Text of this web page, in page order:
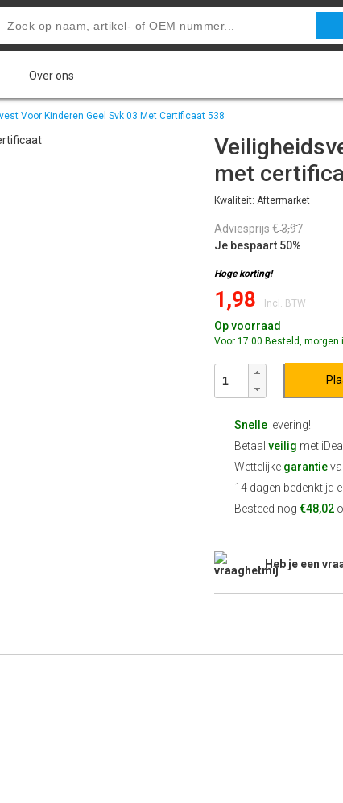
Over ons
Voor Kinderen Geel Svk 03 Met Certificaat 538
met
Kwaliteit: Aftermarket
Adviesprijs € 3,97
Je bespaart 50%
Hoge korting!
1,98 Incl. BTW
Op voorraad
Voor 17:00 Besteld, morgen
Snellelevering!
Betaal veilig met
Wettelijke garantie
14 dagen bedenktijd
Besteed nog €48,02
Heb je een